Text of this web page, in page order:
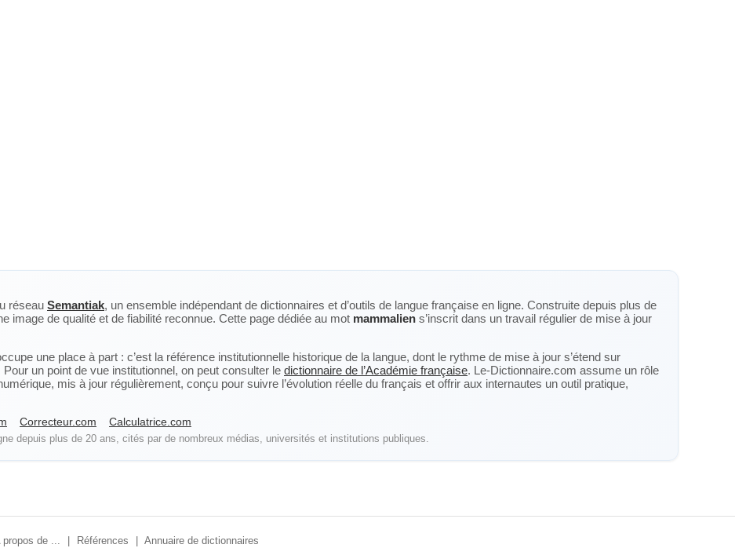
réseau Semantiak, un ensemble indépendant de dictionnaires et d’outils de langue française en ligne. Construite depuis plus de
image de qualité et de fiabilité reconnue. Cette page dédiée au mot mammalien s’inscrit dans un travail régulier de mise à jour
une place à part : c’est la référence institutionnelle historique de la langue, dont le rythme de mise à jour s’étend sur
un point de vue institutionnel, on peut consulter le dictionnaire de l’Académie française. Le-Dictionnaire.com assume un rôle
mis à jour régulièrement, conçu pour suivre l’évolution réelle du français et offrir aux internautes un outil pratique,
Correcteur.com Calculatrice.com
depuis plus de 20 ans, cités par de nombreux médias, universités et institutions publiques.
propos de ... Références Annuaire de dictionnaires